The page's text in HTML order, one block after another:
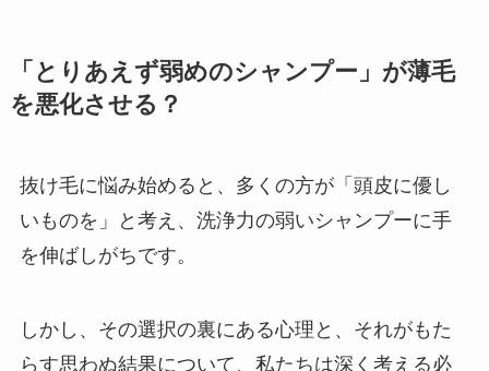
「とりあえず弱めのシャンプー」が薄毛
を悪化させる？
抜け毛に悩み始めると、多くの方が「頭皮に優し
いものを」と考え、洗浄力の弱いシャンプーに手
を伸ばしがちです。
しかし、その選択の裏にある心理と、それがもた
らす思わぬ結果について、私たちは深く考える必